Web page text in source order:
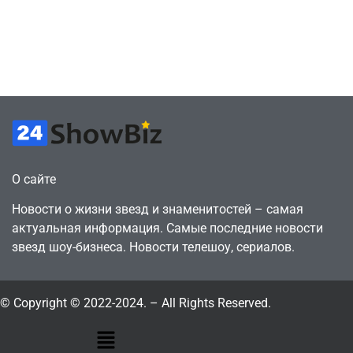
О сайте
Новости о жизни звезд и знаменитостей – самая
актуальная информация. Самые последние новости
звезд шоу-бизнеса. Новости телешоу, сериалов.
© Copyright © 2022-2024. – All Rights Reserved.